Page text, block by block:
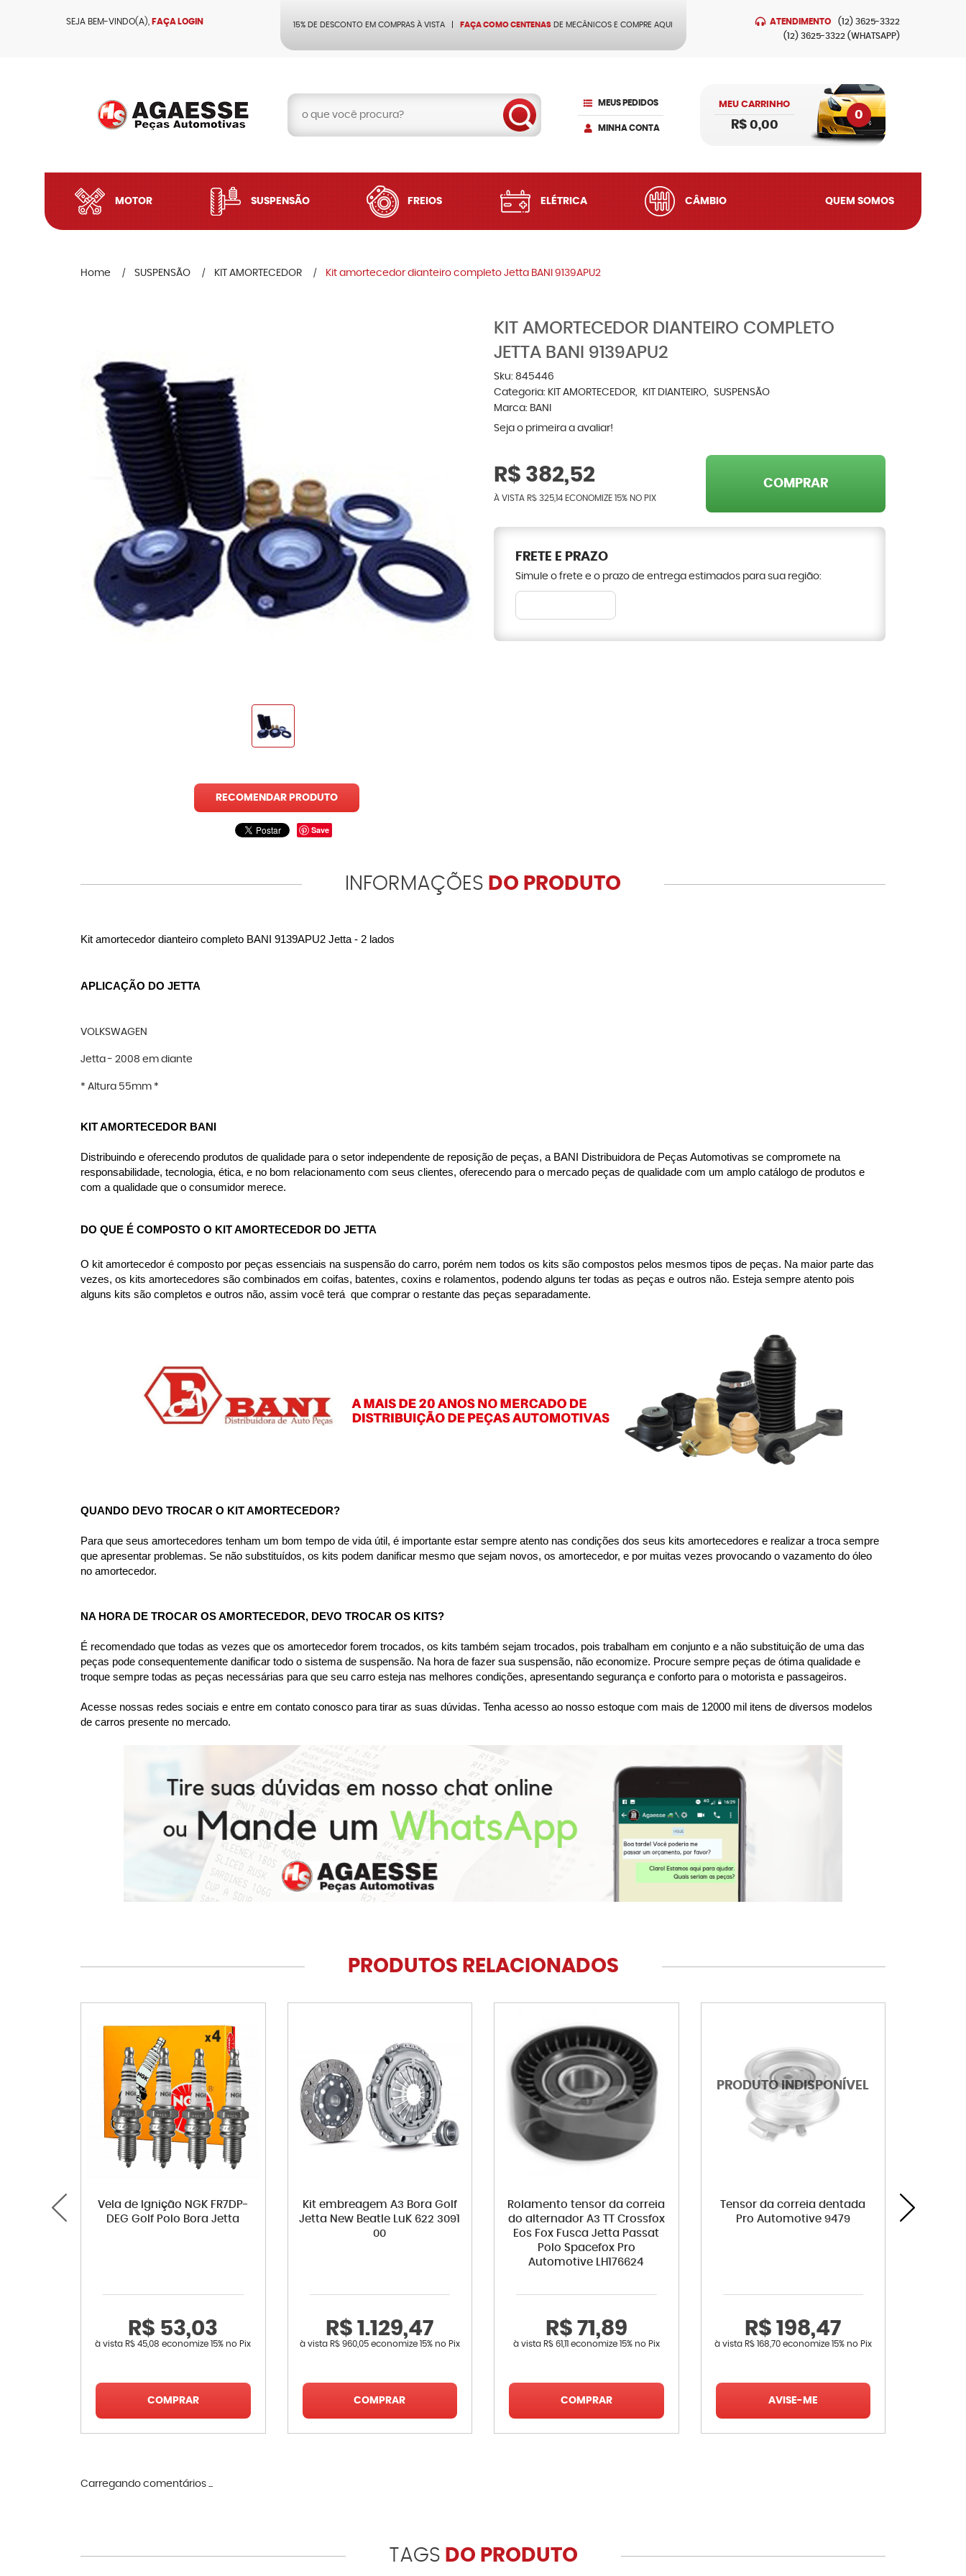
SEJA BEM-VINDO(A), FAÇA LOGIN 15% DE DESCONTO EM COMPRAS À VISTA FAÇA COMO CENTENAS DE MECÂNICOS E COMPRE AQUI ATENDIMENTO (12) 3625-3322
(12) 3625-3322 (WHATSAPP)
MEUS PEDIDOS
MINHA CONTA
MEU CARRINHO
0
R$ 0,00
MOTOR SUSPENSÃO FREIOS ELÉTRICA CÂMBIO QUEM SOMOS
Home SUSPENSÃO KIT AMORTECEDOR Kit amortecedor dianteiro completo Jetta BANI 9139APU2
RECOMENDAR PRODUTO
Save
KIT AMORTECEDOR DIANTEIRO COMPLETO
JETTA BANI 9139APU2
Sku: 845446
Categoria: KIT AMORTECEDOR KIT DIANTEIRO
SUSPENSÃO
Marca: BANI
Seja o primeira a avaliar!
R$ 382,52
À VISTA R$ 325,14ECONOMIZE 15% NO PIX
COMPRAR
FRETE E PRAZO
Simule o frete e o prazo de entrega estimados para sua região:
INFORMAÇÕES DO PRODUTO
Kit amortecedor dianteiro completo BANI 9139APU2 Jetta - 2 lados
APLICAÇÃO DO JETTA
VOLKSWAGEN
Jetta - 2008 em diante
* Altura 55mm *
KIT AMORTECEDOR BANI
Distribuindo e oferecendo produtos de qualidade para o setor independente de reposição de peças, a BANI Distribuidora de Peças Automotivas se compromete na
responsabilidade, tecnologia, ética, e no bom relacionamento com seus clientes, oferecendo para o mercado peças de qualidade com um amplo catálogo de produtos e
com a qualidade que o consumidor merece.
DO QUE É COMPOSTO O KIT AMORTECEDOR DO JETTA
O kit amortecedor é composto por peças essenciais na suspensão do carro, porém nem todos os kits são compostos pelos mesmos tipos de peças. Na maior parte das
vezes, os kits amortecedores são combinados em coifas, batentes, coxins e rolamentos, podendo alguns ter todas as peças e outros não. Esteja sempre atento pois
alguns kits são completos e outros não, assim você terá  que comprar o restante das peças separadamente.
QUANDO DEVO TROCAR O KIT AMORTECEDOR?
Para que seus amortecedores tenham um bom tempo de vida útil, é importante estar sempre atento nas condições dos seus kits amortecedores e realizar a troca sempre
que apresentar problemas. Se não substituídos, os kits podem danificar mesmo que sejam novos, os amortecedor, e por muitas vezes provocando o vazamento do óleo
no amortecedor.
NA HORA DE TROCAR OS AMORTECEDOR, DEVO TROCAR OS KITS?
É recomendado que todas as vezes que os amortecedor forem trocados, os kits também sejam trocados, pois trabalham em conjunto e a não substituição de uma das
peças pode consequentemente danificar todo o sistema de suspensão. Na hora de fazer sua suspensão, não economize. Procure sempre peças de ótima qualidade e
troque sempre todas as peças necessárias para que seu carro esteja nas melhores condições, apresentando segurança e conforto para o motorista e passageiros.
Acesse nossas redes sociais e entre em contato conosco para tirar as suas dúvidas. Tenha acesso ao nosso estoque com mais de 12000 mil itens de diversos modelos
de carros presente no mercado.
PRODUTOS RELACIONADOS
Vela de Ignição NGK FR7DP-
DEG Golf Polo Bora Jetta
R$ 53,03
à vista R$ 45,08 economize15% no Pix
COMPRAR
Kit embreagem A3 Bora Golf
Jetta New Beatle LuK 622 3091
00
R$ 1.129,47
à vista R$ 960,05economize 15% no Pix
COMPRAR
Rolamento tensor da correia
do alternador A3 TT Crossfox
Eos Fox Fusca Jetta Passat
Polo Spacefox Pro
Automotive LH176624
R$ 71,89
à vista R$ 61,11 economize 15% no Pix
COMPRAR
Tensor da correia dentada
Pro Automotive 9479
R$ 198,47
à vista R$ 168,70economize 15% no Pix
AVISE-ME
Carregando comentários ...
TAGS DO PRODUTO